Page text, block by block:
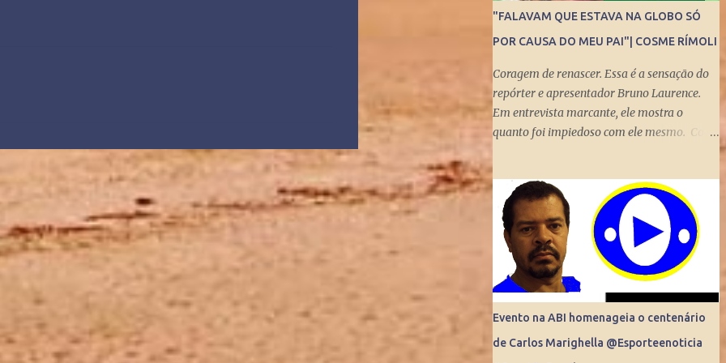
"FALAVAM QUE ESTAVA NA GLOBO SÓ
POR CAUSA DO MEU PAI"| COSME RÍMOLI
Coragem de renascer. Essa é a sensação do
repórter e apresentador Bruno Laurence.
Em entrevista marcante, ele mostra o
quanto foi impiedoso com ele mesmo. Com
brilhantes jornalistas esportivos deste país:
Michel Laurence . Fundador da revista
Placar, ganhador do prêmio Esso,
responsável pela regionalização do Globo
Esporte, criador dos programas Grandes
Momentos do Esporte e Cartão Verde, entre
inúmeros feitos. Bruno queria fugir da
comparação. Tentou ser jogador de
basquete. Mas o jornalismo esportivo estava
Evento na ABI homenageia o centenário
de Carlos Marighella @Esporteenoticia